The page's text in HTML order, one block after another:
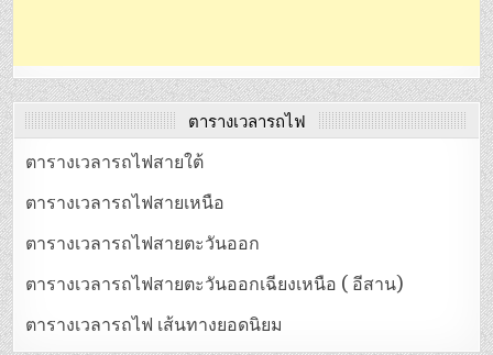
ตารางเวลารถไฟ
ตารางเวลารถไฟสายใต้
ตารางเวลารถไฟสายเหนือ
ตารางเวลารถไฟสายตะวันออก
ตารางเวลารถไฟสายตะวันออกเฉียงเหนือ ( อีสาน)
ตารางเวลารถไฟ เส้นทางยอดนิยม